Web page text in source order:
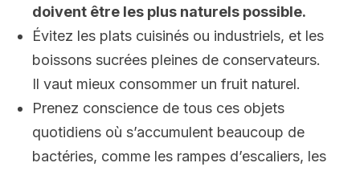
doivent être les plus naturels possible.
Évitez les plats cuisinés ou industriels, et les
boissons sucrées pleines de conservateurs.
Il vaut mieux consommer un fruit naturel.
Prenez conscience de tous ces objets
quotidiens où s’accumulent beaucoup de
bactéries, comme les rampes d’escaliers, les